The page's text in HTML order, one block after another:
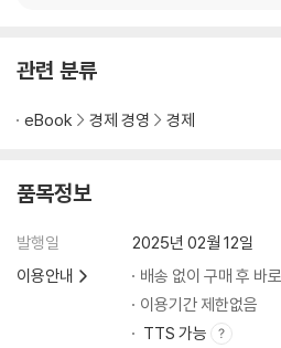
2. 항공 분야: 유인기의 KAI와 무인기의 대
3. 기동 무기체계: 한화에어로와 현대로템
4. 센서와 미사일: 경쟁자이자 협력사, 한
참고문헌
관련 분류
eBook 경제 경영 경제
품목정보
발행일
2025년 02월 12일
이용안내
배송 없이 구매 후 바
이용기간 제한없음
TTS 가능